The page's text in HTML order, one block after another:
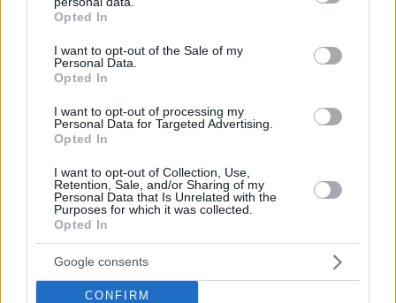
grant or deny consent to Google and its third-party tags to
use your data for below specified purposes in below Google
consent section.
Opted In
I want to opt-out of the Sale of my
Personal Data.
Opted In
I want to opt-out of processing my
Personal Data for Targeted Advertising.
Opted In
I want to opt-out of Collection, Use,
Retention, Sale, and/or Sharing of my
Personal Data that Is Unrelated with the
Purposes for which it was collected.
Opted In
Google consents
CONFIRM
Η απάντηση ίσως σας εκπλήξει
Χαρδαλιάς: Καμία ανεμογεννήτρια σε καμένες και
αναδασωτέες περιοχές της Αττικής
Η Χώρα, η Άνω Μεριά, η Χρυσοσπηλιά -Όλα όσα αξίζει
να δείτε στη Φολέγανδρο
Daphne Lawrence: Όταν οι φίλοι μου διηγούνται
πράγματα που τους συνέβησαν, εγώ αυτά θα τα κάνω
τραγούδι
πριν 21 λεπτά
Το λάθος που κάνουμε όταν κόβουμε το καρπούζι και
χαλάει πιο γρήγορα
πριν 23 λεπτά